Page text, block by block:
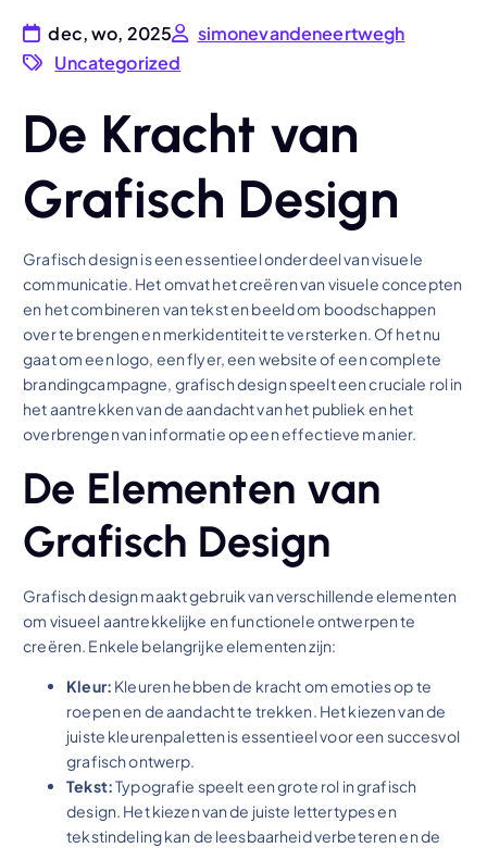
dec, wo, 2025
simonevandeneertwegh
Uncategorized
De Kracht van
Grafisch Design
Grafisch design is een essentieel onderdeel van visuele
communicatie. Het omvat het creëren van visuele concepten
en het combineren van tekst en beeld om boodschappen
over te brengen en merkidentiteit te versterken. Of het nu
gaat om een logo, een flyer, een website of een complete
brandingcampagne, grafisch design speelt een cruciale rol in
het aantrekken van de aandacht van het publiek en het
overbrengen van informatie op een effectieve manier.
De Elementen van
Grafisch Design
Grafisch design maakt gebruik van verschillende elementen
om visueel aantrekkelijke en functionele ontwerpen te
creëren. Enkele belangrijke elementen zijn:
Kleur: Kleuren hebben de kracht om emoties op te
roepen en de aandacht te trekken. Het kiezen van de
juiste kleurenpaletten is essentieel voor een succesvol
grafisch ontwerp.
Tekst:Typografie speelt een grote rol in grafisch
design. Het kiezen van de juiste lettertypes en
tekstindeling kan de leesbaarheid verbeteren en de